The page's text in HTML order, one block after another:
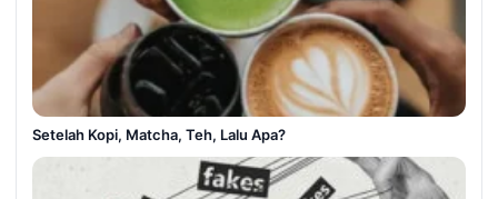
Setelah Kopi, Matcha, Teh, Lalu Apa?